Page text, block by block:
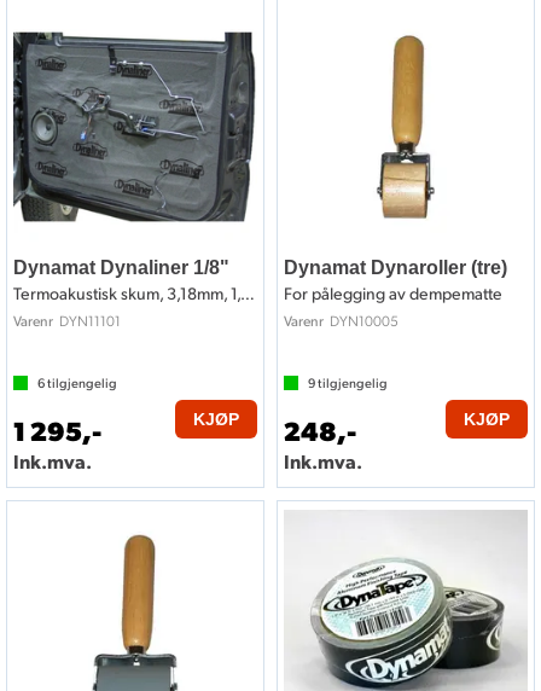
Dynamat Dynaliner 1/8"
Termoakustisk skum, 3,18mm, 1,11m2
Varenr DYN11101
6tilgjengelig
1 295,-
Ink.mva.
KJØP
Dynamat Dynaroller (tre)
For pålegging av dempematte
Varenr DYN10005
9tilgjengelig
248,-
Ink.mva.
KJØP